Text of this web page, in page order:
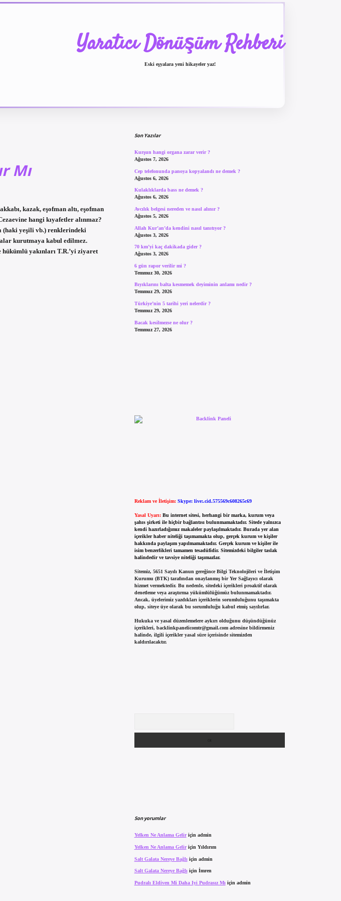
Yaratıcı Dönüşüm Rehberi
Eski eşyalara yeni hikayeler yaz!
Mı
kazak, eşofman altı, eşofman
hangi kıyafetler alınmaz?
(haki yeşili vb.) renklerindeki
kurutmaya kabul edilmez.
yakınları T.R.’yi ziyaret
Son Yazılar
Kurşun hangi organa zarar verir ?
Ağustos 7, 2026
Cep telefonunda panoya kopyalandı ne demek ?
Ağustos 6, 2026
Kulaklıklarda bass ne demek ?
Ağustos 6, 2026
Avcılık belgesi nereden ve nasıl alınır ?
Ağustos 5, 2026
Allah Kur’an’da kendini nasıl tanıtıyor ?
Ağustos 3, 2026
70 km’yi kaç dakikada gider ?
Ağustos 3, 2026
6 gün rapor verilir mi ?
Temmuz 30, 2026
Bıyıklarını balta kesmemek deyiminin anlamı nedir ?
Temmuz 29, 2026
Türkiye’nin 5 tarihi yeri nelerdir ?
Temmuz 29, 2026
Bacak kesilmezse ne olur ?
Temmuz 27, 2026
Reklam ve İletişim: Skype: live:.cid.575569c608265c69
Yasal Uyarı: Bu internet sitesi, herhangi bir marka, kurum veya
şahıs şirketi ile hiçbir bağlantısı bulunmamaktadır. Sitede yalnızca
kendi hazırladığımız makaleler paylaşılmaktadır. Burada yer alan
içerikler haber niteliği taşımamakta olup, gerçek kurum ve kişiler
hakkında paylaşım yapılmamaktadır. Gerçek kurum ve kişiler ile
isim benzerlikleri tamamen tesadüfidir. Sitemizdeki bilgiler taslak
halindedir ve tavsiye niteliği taşımazlar.
Sitemiz, 5651 Sayılı Kanun gereğince Bilgi Teknolojileri ve İletişim
Kurumu (BTK) tarafından onaylanmış bir Yer Sağlayıcı olarak
hizmet vermektedir. Bu nedenle, sitedeki içerikleri proaktif olarak
denetleme veya araştırma yükümlülüğümüz bulunmamaktadır.
Ancak, üyelerimiz yazdıkları içeriklerin sorumluluğunu taşımakta
olup, siteye üye olarak bu sorumluluğu kabul etmiş sayılırlar.
Hukuka ve yasal düzenlemelere aykırı olduğunu düşündüğünüz
içerikleri, backlinkpanelicomtr@gmail.comadresine bildirmeniz
halinde, ilgili içerikler yasal süre içerisinde sitemizden
kaldırılacaktır.
Son yorumlar
Yelken Ne Anlama Geliriçin admin
Yelken Ne Anlama Geliriçin Yıldırım
Salt Galata Nereye Bağlı için admin
Salt Galata Nereye Bağlıiçin İmren
Pudralı Eldiven Mi Daha Iyi Pudrasız Mı için admin